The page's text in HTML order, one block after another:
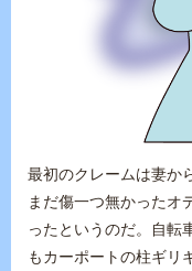
最初のクレームは妻か
まだ傷一つ無かったオ
ったというのだ。自転
もカーポートの柱ギリ